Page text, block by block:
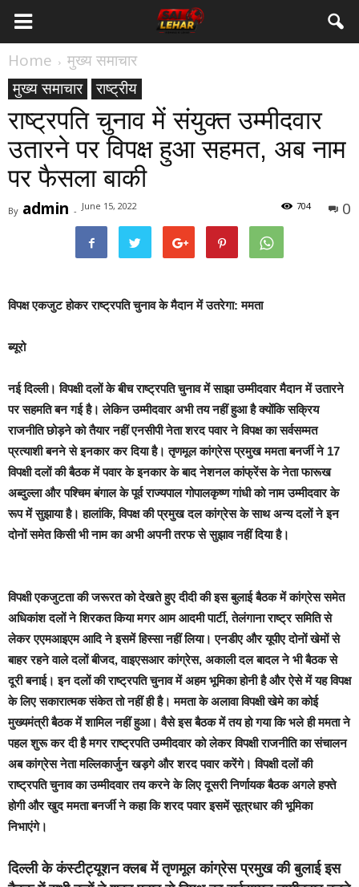
Home
मुख्य समाचार
मुख्य समाचार
राष्ट्रीय
राष्ट्रपति चुनाव में संयुक्त उम्मीदवार
उतारने पर विपक्ष हुआ सहमत, अब नाम
पर फैसला बाकी
By admin - June 15, 2022 0
704
विपक्ष एकजुट होकर राष्ट्रपति चुनाव के मैदान में उतरेगा: ममता
ब्यूरो
नई दिल्ली।विपक्षी दलों के बीच राष्ट्रपति चुनाव में साझा उम्मीदवार मैदान में उतारने
पर सहमति बन गई है। लेकिन उम्मीदवार अभी तय नहीं हुआ है क्योंकि सक्रिय
राजनीति छोड़ने को तैयार नहीं एनसीपी नेता शरद पवार ने विपक्ष का सर्वसम्मत
प्रत्याशी बनने से इनकार कर दिया है। तृणमूल कांग्रेस प्रमुख ममता बनर्जी ने 17
विपक्षी दलों की बैठक में पवार के इनकार के बाद नेशनल कांफ्रेंस के नेता फारूख
अब्दुल्ला और पश्चिम बंगाल के पूर्व राज्यपाल गोपालकृष्ण गांधी को नाम उम्मीदवार के
रूप में सुझाया है। हालांकि, विपक्ष की प्रमुख दल कांग्रेस के साथ अन्य दलों ने इन
दोनों समेत किसी भी नाम का अभी अपनी तरफ से सुझाव नहीं दिया है।
विपक्षी एकजुटता की जरूरत को देखते हुए दीदी की इस बुलाई बैठक में कांग्रेस समेत
अधिकांश दलों ने शिरकत किया मगर आम आदमी पार्टी, तेलंगाना राष्ट्र समिति से
लेकर एएमआइएम आदि ने इसमें हिस्सा नहीं लिया। एनडीए और यूपीए दोनों खेमों से
बाहर रहने वाले दलों बीजद, वाइएसआर कांग्रेस, अकाली दल बादल ने भी बैठक से
दूरी बनाई। इन दलों की राष्ट्रपति चुनाव में अहम भूमिका होनी है और ऐसे में यह विपक्ष
के लिए सकारात्मक संकेत तो नहीं ही है। ममता के अलावा विपक्षी खेमे का कोई
मुख्यमंत्री बैठक में शामिल नहीं हुआ। वैसे इस बैठक में तय हो गया कि भले ही ममता ने
पहल शुरू कर दी है मगर राष्ट्रपति उम्मीदवार को लेकर विपक्षी राजनीति का संचालन
अब कांग्रेस नेता मल्लिकार्जुन खड़गे और शरद पवार करेंगे। विपक्षी दलों की
राष्ट्रपति चुनाव का उम्मीदवार तय करने के लिए दूसरी निर्णायक बैठक अगले हफ्ते
होगी और खुद ममता बनर्जी ने कहा कि शरद पवार इसमें सूत्रधार की भूमिका
निभाएंगे।
दिल्ली के कंस्टीट्यूशन क्लब में तृणमूल कांग्रेस प्रमुख की बुलाई इस